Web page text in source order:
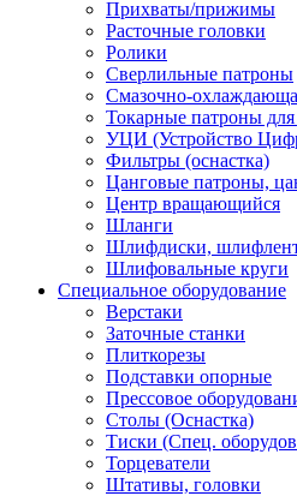
Прихваты/прижимы
Расточные головки
Ролики
Сверлильные патроны
Смазочно-
Токарные патроны для
УЦИ (Устройство
Фильтры (оснастка)
Цанговые патроны,
Центр вращающийся
Шланги
Шлифдиски,
Шлифовальные круги
Специальное оборудование
Верстаки
Заточные станки
Плиткорезы
Подставки опорные
Прессовое
Столы (Оснастка)
Тиски (Спец.
Торцеватели
Штативы, головки